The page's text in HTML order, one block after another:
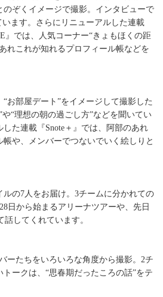
のぞくイメージで撮影。インタビューで
います。さらにリニューアルした連載
』では、人気コーナー“きょもほくの距
れこれが知れるプロフィール帳などを
部屋デート”をイメージして撮影した
“理想の朝の過ごし方”などを聞いてい
た連載『Snote＋』では、阿部のあれ
や、メンバーでつないでいく絵しりと
の7人をお届け。3チームに分かれての
日から始まるアリーナツアーや、先日
してくれています。
ーたちをいろいろな角度から撮影。2チ
ークは、“思春期だったころの話”をテ